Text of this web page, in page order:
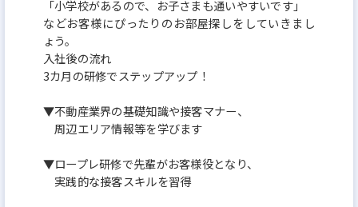
「小学校があるので、お子さまも通いやすいです」
などお客様にぴったりのお部屋探しをしていきまし
ょう。
入社後の流れ
3カ月の研修でステップアップ！
▼不動産業界の基礎知識や接客マナー、
周辺エリア情報等を学びます
▼ロープレ研修で先輩がお客様役となり、
実践的な接客スキルを習得